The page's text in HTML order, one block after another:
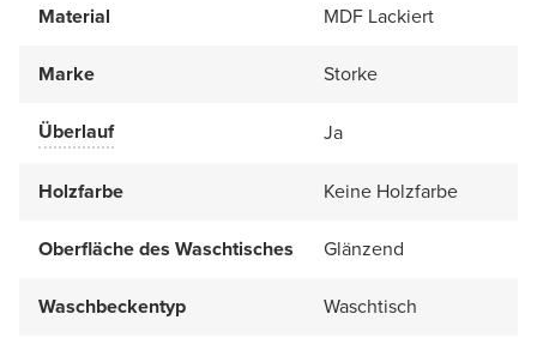
Material
MDF Lackiert
Marke Storke
Überlauf Ja
Holzfarbe Keine Holzfarbe
Oberfläche des Waschtisches Glänzend
Waschbeckentyp Waschtisch